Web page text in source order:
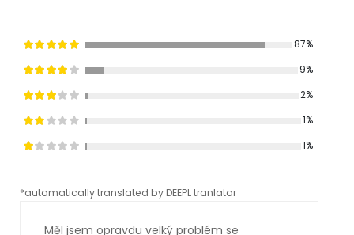
87%
9%
2%
1%
1%
*automatically translated by DEEPL tranlator
Měl jsem opravdu velký problém se